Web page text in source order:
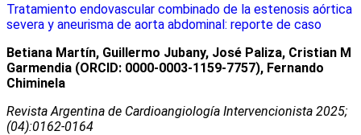
Tratamiento endovascular combinado de la estenosis aórtica
severa y aneurisma de aorta abdominal: reporte de caso
Betiana Martín, Guillermo Jubany, José Paliza, Cristian M
Garmendia (ORCID: 0000-0003-1159-7757), Fernando
Chiminela
Revista Argentina de Cardioangiologí­a Intervencionista 2025;
(04):0162-0164